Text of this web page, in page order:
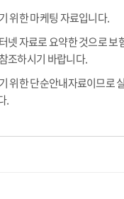
위한 마케팅 자료입니다.
넷 자료로 요약한 것으로
조하시기 바랍니다.
위한 단순안내자료이므로
.